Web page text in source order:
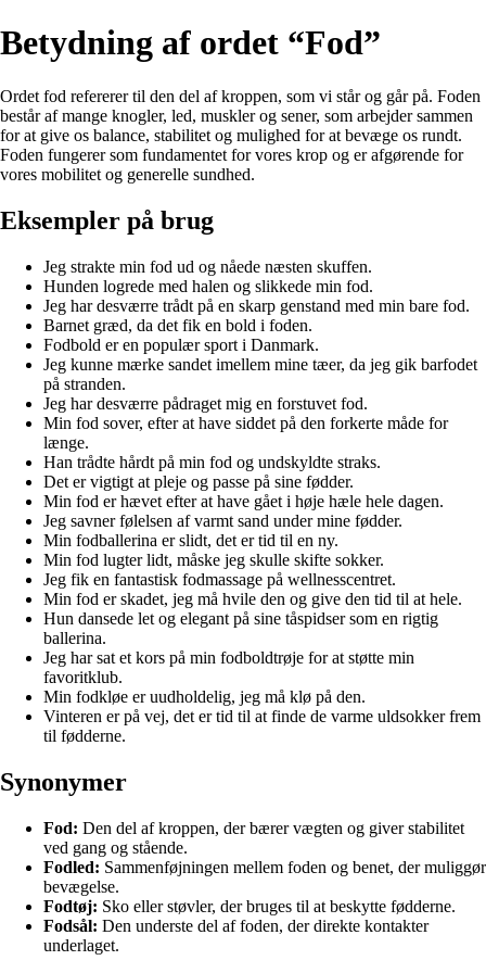
Betydning af ordet “Fod”
Ordet fod refererer til den del af kroppen, som vi står og går på. Foden
består af mange knogler, led, muskler og sener, som arbejder sammen
for at give os balance, stabilitet og mulighed for at bevæge os rundt.
Foden fungerer som fundamentet for vores krop og er afgørende for
vores mobilitet og generelle sundhed.
Eksempler på brug
Jeg strakte min fod ud og nåede næsten skuffen.
Hunden logrede med halen og slikkede min fod.
Jeg har desværre trådt på en skarp genstand med min bare fod.
Barnet græd, da det fik en bold i foden.
Fodbold er en populær sport i Danmark.
Jeg kunne mærke sandet imellem mine tæer, da jeg gik barfodet
på stranden.
Jeg har desværre pådraget mig en forstuvet fod.
Min fod sover, efter at have siddet på den forkerte måde for
længe.
Han trådte hårdt på min fod og undskyldte straks.
Det er vigtigt at pleje og passe på sine fødder.
Min fod er hævet efter at have gået i høje hæle hele dagen.
Jeg savner følelsen af varmt sand under mine fødder.
Min fodballerina er slidt, det er tid til en ny.
Min fod lugter lidt, måske jeg skulle skifte sokker.
Jeg fik en fantastisk fodmassage på wellnesscentret.
Min fod er skadet, jeg må hvile den og give den tid til at hele.
Hun dansede let og elegant på sine tåspidser som en rigtig
ballerina.
Jeg har sat et kors på min fodboldtrøje for at støtte min
favoritklub.
Min fodkløe er uudholdelig, jeg må klø på den.
Vinteren er på vej, det er tid til at finde de varme uldsokker frem
til fødderne.
Synonymer
Fod: Den del af kroppen, der bærer vægten og giver stabilitet
ved gang og stående.
Fodled: Sammenføjningen mellem foden og benet, der muliggør
bevægelse.
Fodtøj: Sko eller støvler, der bruges til at beskytte fødderne.
Fodsål: Den underste del af foden, der direkte kontakter
underlaget.